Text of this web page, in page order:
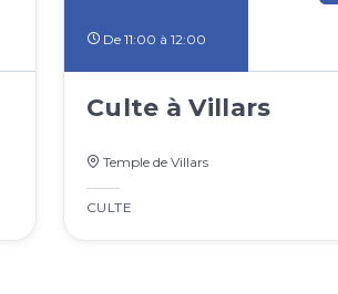
De 11:00 à 12:00
Culte à Villars
Temple de Villars
CULTE